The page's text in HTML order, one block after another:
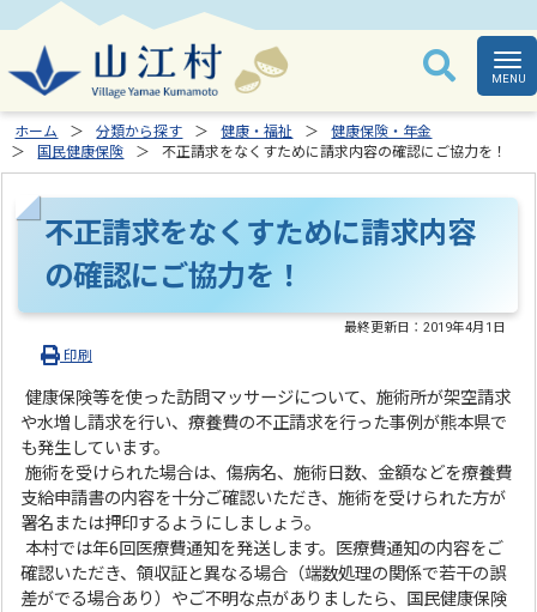
ホーム 分類から探す 健康・福祉
健康保険・年金
国民健康保険
不正請求をなくすために請求内容の確認にご協力を！
不正請求をなくすために請求内容
の確認にご協力を！
最終更新日：2019年4月1日
印刷
健康保険等を使った訪問マッサージについて、施術所が架空請求
や水増し請求を行い、療養費の不正請求を行った事例が熊本県で
も発生しています。
施術を受けられた場合は、傷病名、施術日数、金額などを療養費
支給申請書の内容を十分ご確認いただき、施術を受けられた方が
署名または押印するようにしましょう。
本村では年6回医療費通知を発送します。医療費通知の内容をご
確認いただき、領収証と異なる場合（端数処理の関係で若干の誤
差がでる場合あり）やご不明な点がありましたら、国民健康保険